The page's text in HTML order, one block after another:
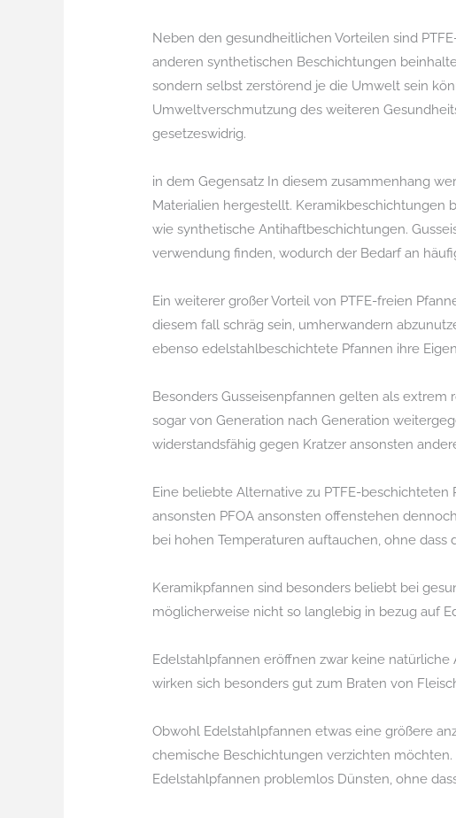
Neben den gesundheitlichen Vorteilen sind
anderen synthetischen Beschichtungen
sondern selbst zerstörend je die Umwelt sein
Umweltverschmutzung des weiteren
gesetzeswidrig.
in dem Gegensatz In diesem zusammenhang
Materialien hergestellt. Keramikbeschichtungen
wie synthetische Antihaftbeschichtungen.
verwendung finden, wodurch der Bedarf an
Ein weiterer großer Vorteil von PTFE-freien
diesem fall schräg sein, umherwandern
ebenso edelstahlbeschichtete Pfannen ihre
Besonders Gusseisenpfannen gelten als
sogar von Generation nach Generation
widerstandsfähig gegen Kratzer ansonsten
Eine beliebte Alternative zu PTFE-
ansonsten PFOA ansonsten offenstehen
bei hohen Temperaturen auftauchen, ohne dass
Keramikpfannen sind besonders beliebt bei
möglicherweise nicht so langlebig in bezug auf
Edelstahlpfannen eröffnen zwar keine
wirken sich besonders gut zum Braten von
Obwohl Edelstahlpfannen etwas eine größere
chemische Beschichtungen verzichten
Edelstahlpfannen problemlos Dünsten, ohne